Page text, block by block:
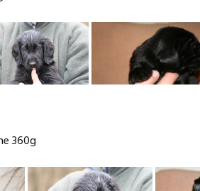
360g